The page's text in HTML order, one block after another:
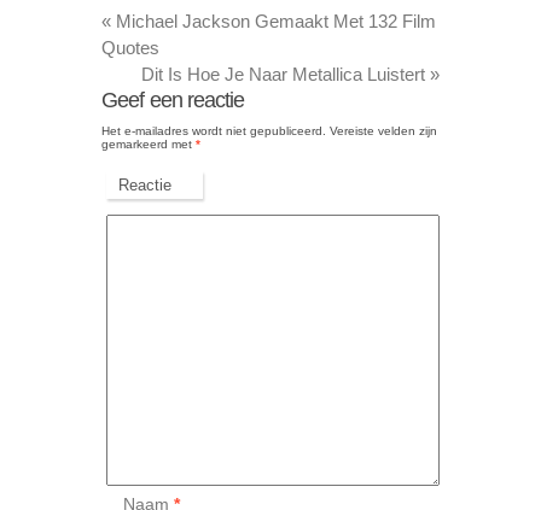
« Michael Jackson Gemaakt Met 132 Film
Quotes
Dit Is Hoe Je Naar Metallica Luistert »
Geef een reactie
Het e-mailadres wordt niet gepubliceerd.
Vereiste velden zijn
gemarkeerd met *
Reactie
Naam*